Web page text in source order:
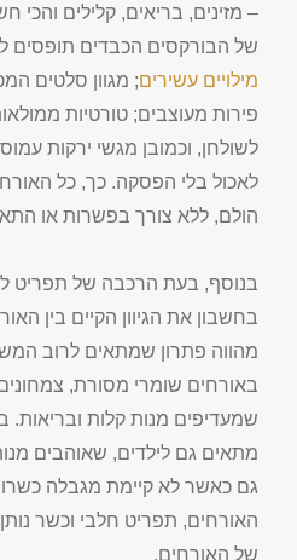
– מזינים, בריאים, קלילים
של הבורקסים הכבדים תופסים
מילויים עשירים; מגוון סלטים
פירות מעוצבים; טורטיות
לשולחן, וכמובן מגשי ירקות
לאכול בלי הפסקה. כך, כל
הולם, ללא צורך בפשרות או
בנוסף, בעת הרכבה של תפריט
בחשבון את הגיוון הקיים בין
מהווה פתרון שמתאים לרוב
באורחים שומרי מסורת,
שמעדיפים מנות קלות ובריאות.
מתאים גם לילדים, שאוהבים מנות
גם כאשר לא קיימת מגבלה
האורחים, תפריט חלבי וכשר
של האורחים.